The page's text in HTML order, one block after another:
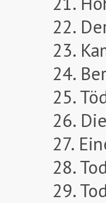
22.
23.
24.
25.
26.
27.
28.
29.